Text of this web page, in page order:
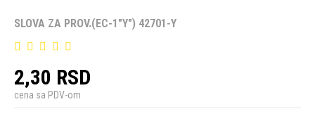
SLOVA ZA PROV.(EC-1"Y") 42701-Y
2,30 RSD
cena sa PDV-om